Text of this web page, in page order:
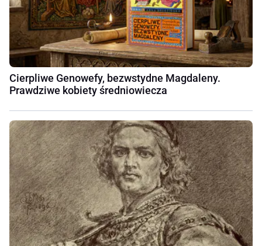
Cierpliwe Genowefy, bezwstydne Magdaleny.
Prawdziwe kobiety średniowiecza